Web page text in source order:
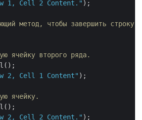
1, Cell 2 Content." );
метод, чтобы завершить строку
ячейку второго ряда.
2, Cell 1 Content" );
ячейку.
2, Cell 2 Content." );